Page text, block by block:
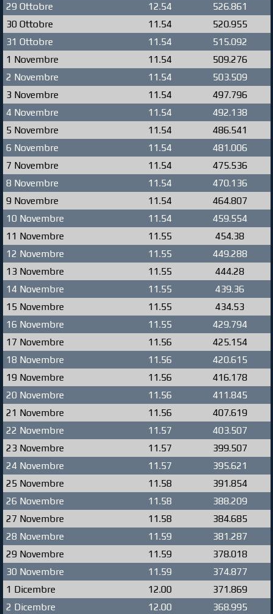
29 Ottobre
12.54
526.861
30 Ottobre
11.54
520.955
31 Ottobre
11.54
515.092
1 Novembre
11.54
509.276
2 Novembre
11.54
503.509
3 Novembre
11.54
497.796
4 Novembre
11.54
492.138
5 Novembre
11.54
486.541
6 Novembre
11.54
481.006
7 Novembre
11.54
475.536
8 Novembre
11.54
470.136
9 Novembre
11.54
464.807
10 Novembre
11.54
459.554
11 Novembre
11.55
454.38
12 Novembre
11.55
449.288
13 Novembre
11.55
444.28
14 Novembre
11.55
439.36
15 Novembre
11.55
434.53
16 Novembre
11.55
429.794
17 Novembre
11.56
425.154
18 Novembre
11.56
420.615
19 Novembre
11.56
416.178
20 Novembre
11.56
411.845
21 Novembre
11.56
407.619
22 Novembre
11.57
403.507
23 Novembre
11.57
399.507
24 Novembre
11.57
395.621
25 Novembre
11.58
391.854
26 Novembre
11.58
388.209
27 Novembre
11.58
384.685
28 Novembre
11.59
381.287
29 Novembre
11.59
378.018
30 Novembre
11.59
374.877
1 Dicembre
12.00
371.869
2 Dicembre
12.00
368.995